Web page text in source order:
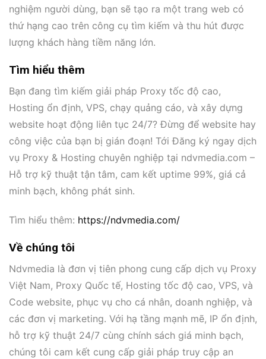
nghiệm người dùng, bạn sẽ tạo ra một trang web có
thứ hạng cao trên công cụ tìm kiếm và thu hút được
lượng khách hàng tiềm năng lớn.
Tìm hiểu thêm
Bạn đang tìm kiếm giải pháp Proxy tốc độ cao,
Hosting ổn định, VPS, chạy quảng cáo, và xây dựng
website hoạt động liên tục 24/7? Đừng để website hay
công việc của bạn bị gián đoạn! Tới Đăng ký ngay dịch
vụ Proxy & Hosting chuyên nghiệp tại ndvmedia.com –
Hỗ trợ kỹ thuật tận tâm, cam kết uptime 99%, giá cả
minh bạch, không phát sinh.
Tìm hiểu thêm: https://ndvmedia.com/
Về chúng tôi
Ndvmedia là đơn vị tiên phong cung cấp dịch vụ Proxy
Việt Nam, Proxy Quốc tế, Hosting tốc độ cao, VPS, và
Code website, phục vụ cho cá nhân, doanh nghiệp, và
các đơn vị marketing. Với hạ tầng mạnh mẽ, IP ổn định,
hỗ trợ kỹ thuật 24/7 cùng chính sách giá minh bạch,
chúng tôi cam kết cung cấp giải pháp truy cập an